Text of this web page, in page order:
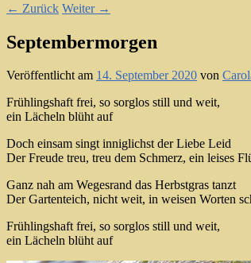
← Zurück Weiter →
Septembermorgen
Veröffentlicht am 14. September 2020 von
Frühlingshaft frei, so sorglos still und weit,
ein Lächeln blüht auf
Doch einsam singt inniglichst der Liebe Leid
Der Freude treu, treu dem Schmerz, ein leises
Ganz nah am Wegesrand das Herbstgras tanzt
Der Gartenteich, nicht weit, in weisen Worten
Frühlingshaft frei, so sorglos still und weit,
ein Lächeln blüht auf